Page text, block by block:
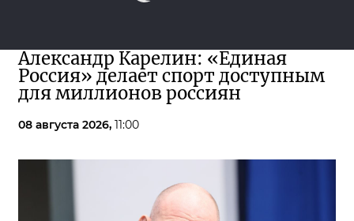
Александр Карелин: «Единая
Россия» делает спорт доступным
для миллионов россиян
08 августа 2026, 11:00